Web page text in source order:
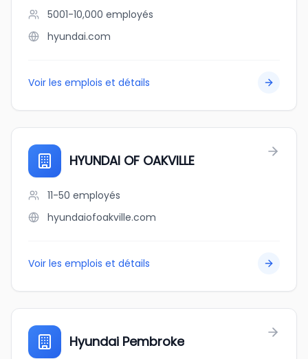
5001-10,000 employés
hyundai.com
Voir les emplois et détails
HYUNDAI OF OAKVILLE
11-50 employés
hyundaiofoakville.com
Voir les emplois et détails
Hyundai Pembroke